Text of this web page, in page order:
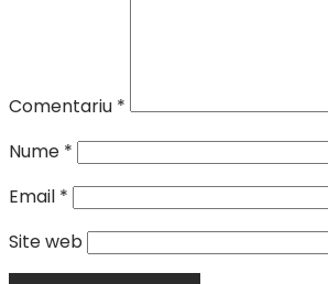
Comentariu *
Nume *
Email *
Site web